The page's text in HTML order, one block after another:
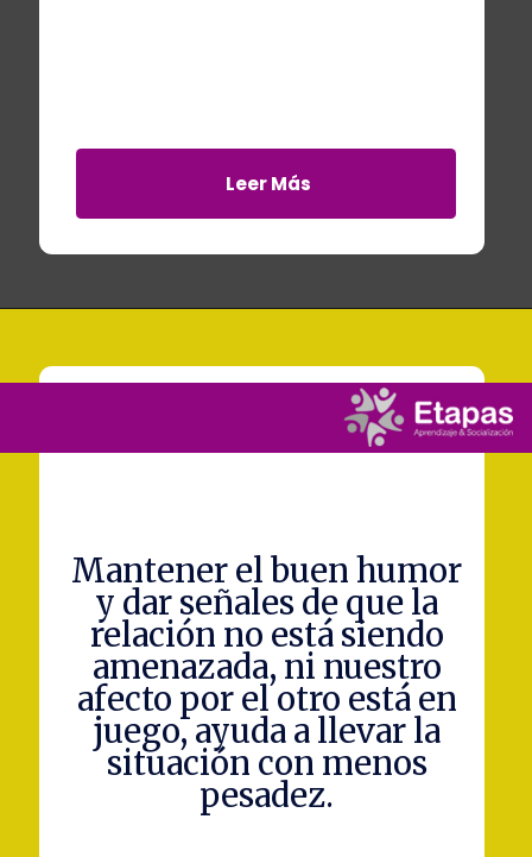
Leer Más
Mantener el buen humor
y dar señales de que la
relación no está siendo
amenazada, ni nuestro
afecto por el otro está en
juego, ayuda a llevar la
situación con menos
pesadez.